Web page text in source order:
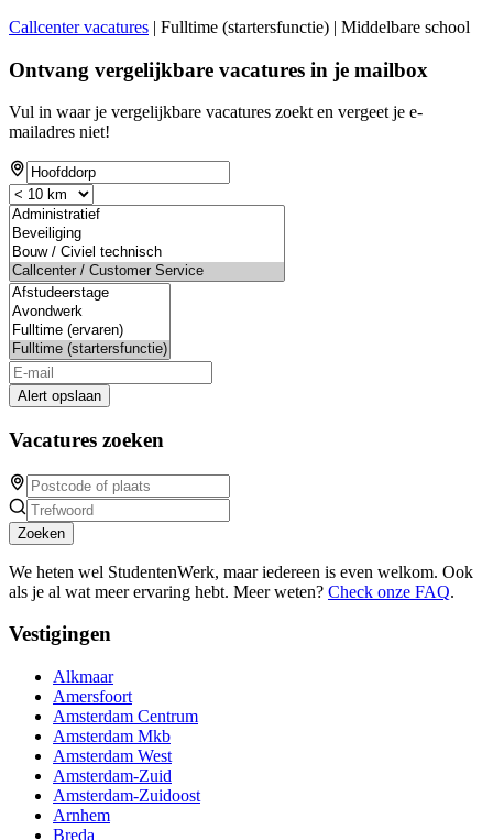
Callcenter vacatures | Fulltime (startersfunctie) | Middelbare school
Ontvang vergelijkbare vacatures in je mailbox
Vul in waar je vergelijkbare vacatures zoekt en vergeet je e-
mailadres niet!
Alert opslaan
Vacatures zoeken
Zoeken
We heten wel StudentenWerk, maar iedereen is even welkom. Ook
als je al wat meer ervaring hebt. Meer weten? Check onze FAQ.
Vestigingen
Alkmaar
Amersfoort
Amsterdam Centrum
Amsterdam Mkb
Amsterdam West
Amsterdam-Zuid
Amsterdam-Zuidoost
Arnhem
Breda